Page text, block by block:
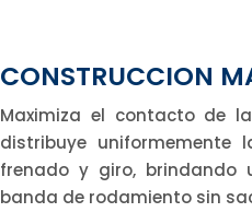
CONSTRUCCION
Maximiza el contacto de
distribuye uniformemente
frenado y giro,
banda de rodamiento sin